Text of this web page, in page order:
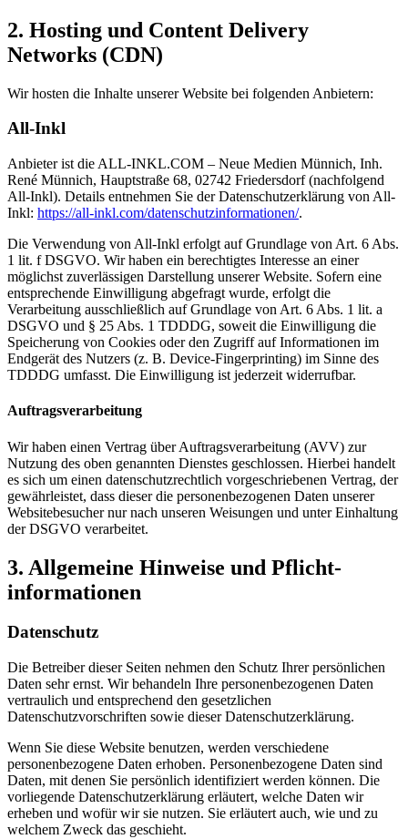
2. Hosting und Content Delivery
Networks (CDN)
Wir hosten die Inhalte unserer Website bei folgenden Anbietern:
All-Inkl
Anbieter ist die ALL-INKL.COM – Neue Medien Münnich, Inh.
René Münnich, Hauptstraße 68, 02742 Friedersdorf (nachfolgend
All-Inkl). Details entnehmen Sie der Datenschutzerklärung von All-
Inkl: https://all-inkl.com/datenschutzinformationen/.
Die Verwendung von All-Inkl erfolgt auf Grundlage von Art. 6 Abs.
1 lit. f DSGVO. Wir haben ein berechtigtes Interesse an einer
möglichst zuverlässigen Darstellung unserer Website. Sofern eine
entsprechende Einwilligung abgefragt wurde, erfolgt die
Verarbeitung ausschließlich auf Grundlage von Art. 6 Abs. 1 lit. a
DSGVO und § 25 Abs. 1 TDDDG, soweit die Einwilligung die
Speicherung von Cookies oder den Zugriff auf Informationen im
Endgerät des Nutzers (z. B. Device-Fingerprinting) im Sinne des
TDDDG umfasst. Die Einwilligung ist jederzeit widerrufbar.
Auftragsverarbeitung
Wir haben einen Vertrag über Auftragsverarbeitung (AVV) zur
Nutzung des oben genannten Dienstes geschlossen. Hierbei handelt
es sich um einen datenschutzrechtlich vorgeschriebenen Vertrag, der
gewährleistet, dass dieser die personenbezogenen Daten unserer
Websitebesucher nur nach unseren Weisungen und unter Einhaltung
der DSGVO verarbeitet.
3. Allgemeine Hinweise und Pflicht­
informationen
Datenschutz
Die Betreiber dieser Seiten nehmen den Schutz Ihrer persönlichen
Daten sehr ernst. Wir behandeln Ihre personenbezogenen Daten
vertraulich und entsprechend den gesetzlichen
Datenschutzvorschriften sowie dieser Datenschutzerklärung.
Wenn Sie diese Website benutzen, werden verschiedene
personenbezogene Daten erhoben. Personenbezogene Daten sind
Daten, mit denen Sie persönlich identifiziert werden können. Die
vorliegende Datenschutzerklärung erläutert, welche Daten wir
erheben und wofür wir sie nutzen. Sie erläutert auch, wie und zu
welchem Zweck das geschieht.